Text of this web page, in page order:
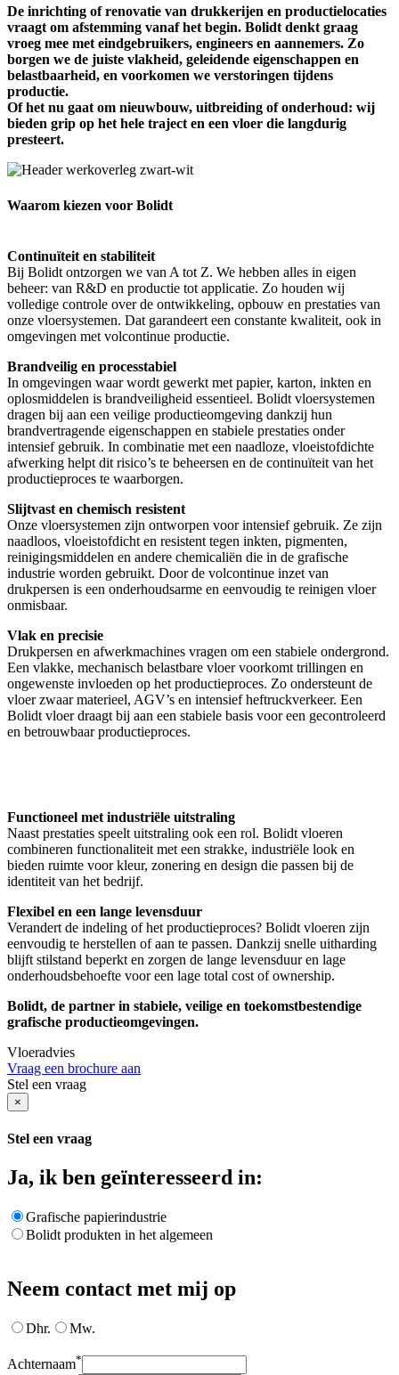
De inrichting of renovatie van drukkerijen en productielocaties
vraagt om afstemming vanaf het begin. Bolidt denkt graag
vroeg mee met eindgebruikers, engineers en aannemers. Zo
borgen we de juiste vlakheid, geleidende eigenschappen en
belastbaarheid, en voorkomen we verstoringen tijdens
productie.
Of het nu gaat om nieuwbouw, uitbreiding of onderhoud: wij
bieden grip op het hele traject en een vloer die langdurig
presteert.
Waarom kiezen voor Bolidt
Continuïteit en stabiliteit
Bij Bolidt ontzorgen we van A tot Z. We hebben alles in eigen
beheer: van R&D en productie tot applicatie. Zo houden wij
volledige controle over de ontwikkeling, opbouw en prestaties van
onze vloersystemen. Dat garandeert een constante kwaliteit, ook in
omgevingen met volcontinue productie.
Brandveilig en processtabiel
In omgevingen waar wordt gewerkt met papier, karton, inkten en
oplosmiddelen is brandveiligheid essentieel. Bolidt vloersystemen
dragen bij aan een veilige productieomgeving dankzij hun
brandvertragende eigenschappen en stabiele prestaties onder
intensief gebruik. In combinatie met een naadloze, vloeistofdichte
afwerking helpt dit risico’s te beheersen en de continuïteit van het
productieproces te waarborgen.
Slijtvast en chemisch resistent
Onze vloersystemen zijn ontworpen voor intensief gebruik. Ze zijn
naadloos, vloeistofdicht en resistent tegen inkten, pigmenten,
reinigingsmiddelen en andere chemicaliën die in de grafische
industrie worden gebruikt. Door de volcontinue inzet van
drukpersen is een onderhoudsarme en eenvoudig te reinigen vloer
onmisbaar.
Vlak en precisie
Drukpersen en afwerkmachines vragen om een stabiele ondergrond.
Een vlakke, mechanisch belastbare vloer voorkomt trillingen en
ongewenste invloeden op het productieproces. Zo ondersteunt de
vloer zwaar materieel, AGV’s en intensief heftruckverkeer. Een
Bolidt vloer draagt bij aan een stabiele basis voor een gecontroleerd
en betrouwbaar productieproces.
Functioneel met industriële uitstraling
Naast prestaties speelt uitstraling ook een rol. Bolidt vloeren
combineren functionaliteit met een strakke, industriële look en
bieden ruimte voor kleur, zonering en design die passen bij de
identiteit van het bedrijf.
Flexibel en een lange levensduur
Verandert de indeling of het productieproces? Bolidt vloeren zijn
eenvoudig te herstellen of aan te passen. Dankzij snelle uitharding
blijft stilstand beperkt en zorgen de lange levensduur en lage
onderhoudsbehoefte voor een lage total cost of ownership.
Bolidt, de partner in stabiele, veilige en toekomstbestendige
grafische productieomgevingen.
Vloeradvies
Vraag een brochure aan
Stel een vraag
×
Stel een vraag
Ja, ik ben geïnteresseerd in:
Grafische papierindustrie
Bolidt produkten in het algemeen
Neem contact met mij op
Dhr. Mw.
Achternaam*